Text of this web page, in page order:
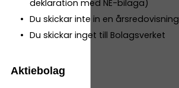
deklaration med NE-bilaga)
Du skickar inte in en årsredovisning
Du skickar inget till Bolagsverket
Aktiebolag